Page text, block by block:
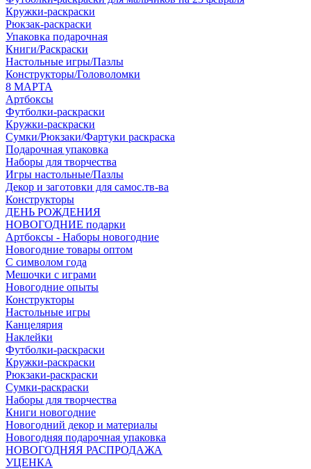
Кружки-раскраски
Рюкзак-раскраски
Упаковка подарочная
Книги/Раскраски
Настольные игры/Пазлы
Конструкторы/Головоломки
8 МАРТА
Артбоксы
Футболки-раскраски
Кружки-раскраски
Сумки/Рюкзаки/Фартуки раскраска
Подарочная упаковка
Наборы для творчества
Игры настольные/Пазлы
Декор и заготовки для самос.тв-ва
Конструкторы
ДЕНЬ РОЖДЕНИЯ
НОВОГОДНИЕ подарки
Артбоксы - Наборы новогодние
Новогодние товары оптом
С символом года
Мешочки с играми
Новогодние опыты
Конструкторы
Настольные игры
Канцелярия
Наклейки
Футболки-раскраски
Кружки-раскраски
Рюкзаки-раскраски
Сумки-раскраски
Наборы для творчества
Книги новогодние
Новогодний декор и материалы
Новогодняя подарочная упаковка
НОВОГОДНЯЯ РАСПРОДАЖА
УЦЕНКА